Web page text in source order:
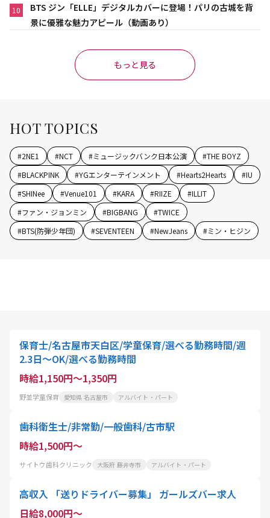
10
BTS ジン「ELLE」デジタルカバーに登場！パリの古城を背
景に優雅な魅力アピール（動画あり）
もっと見る
HOT TOPICS
#2NE1 #NCT #ミュージックバンク日本公演 #THE BOYZ
#BLACKPINK #YGエンターテインメント #Hearts2Hearts #IU
#SHINee #Venue101 #KARA #RIIZE #ILLIT
#ファン・ジョンミン #BIGBANG #TWICE
#BTS(防弾少年団) #SEVENTEEN #NewJeans #ミン・ヒジン
保育士/名古屋市天白区/学童保育/選べる勤務時間/週
2.3日～OK/選べる勤務時間
時給1,150円～1,350円
野並学童保育 愛知県 名古屋市 アルバイト・パート
歯科衛生士/非常勤/一般歯科/古市駅
時給1,500円～
サイトウ歯科クリニック 大阪府 藤井寺市 アルバイト・パート
高収入 「送りドライバー募集」 ガールズバー求人
日給8,000円～